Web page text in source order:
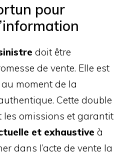
pour
doit être
de vente. Elle est
moment de la
Cette double
les omissions et garantit
et exhaustive à
dans l’acte de vente la